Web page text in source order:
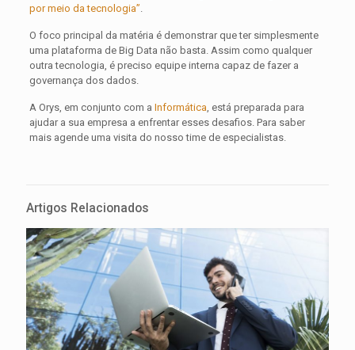
por meio da tecnologia”
O foco principal da matéria é demonstrar que ter simplesmente
uma plataforma de Big Data não basta. Assim como qualquer
outra tecnologia, é preciso equipe interna capaz de fazer a
governança dos dados.
A Orys, em conjunto com a Informática , está preparada para
ajudar a sua empresa a enfrentar esses desafios. Para saber
mais agende uma visita do nosso time de especialistas.
Artigos Relacionados